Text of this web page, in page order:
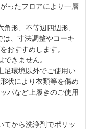
ったフロアにより一層
形、不等辺四辺形、
、寸法調整やコーキ
おすすめします。
きません。
足環境以外でご使用い
状により衣類等を傷め
パなど上履きのご使用
てから洗浄剤でポリッ